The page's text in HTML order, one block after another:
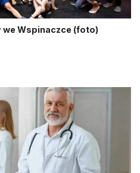
we Wspinaczce (foto)